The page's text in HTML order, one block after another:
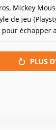
Mickey
de jeu
échapper
donnera
quelques
PLUS